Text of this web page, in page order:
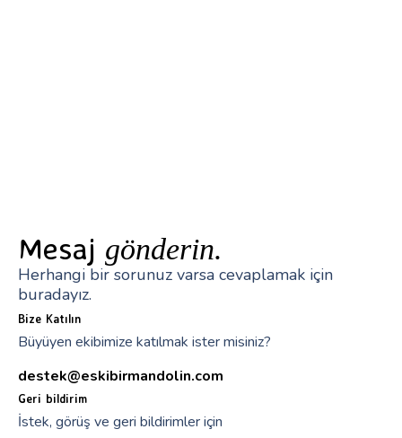
Mesaj gönderin.
Herhangi bir sorunuz varsa cevaplamak için
buradayız.
Bize Katılın
Büyüyen ekibimize katılmak ister misiniz?
destek@eskibirmandolin.com
Geri bildirim
İstek, görüş ve geri bildirimler için